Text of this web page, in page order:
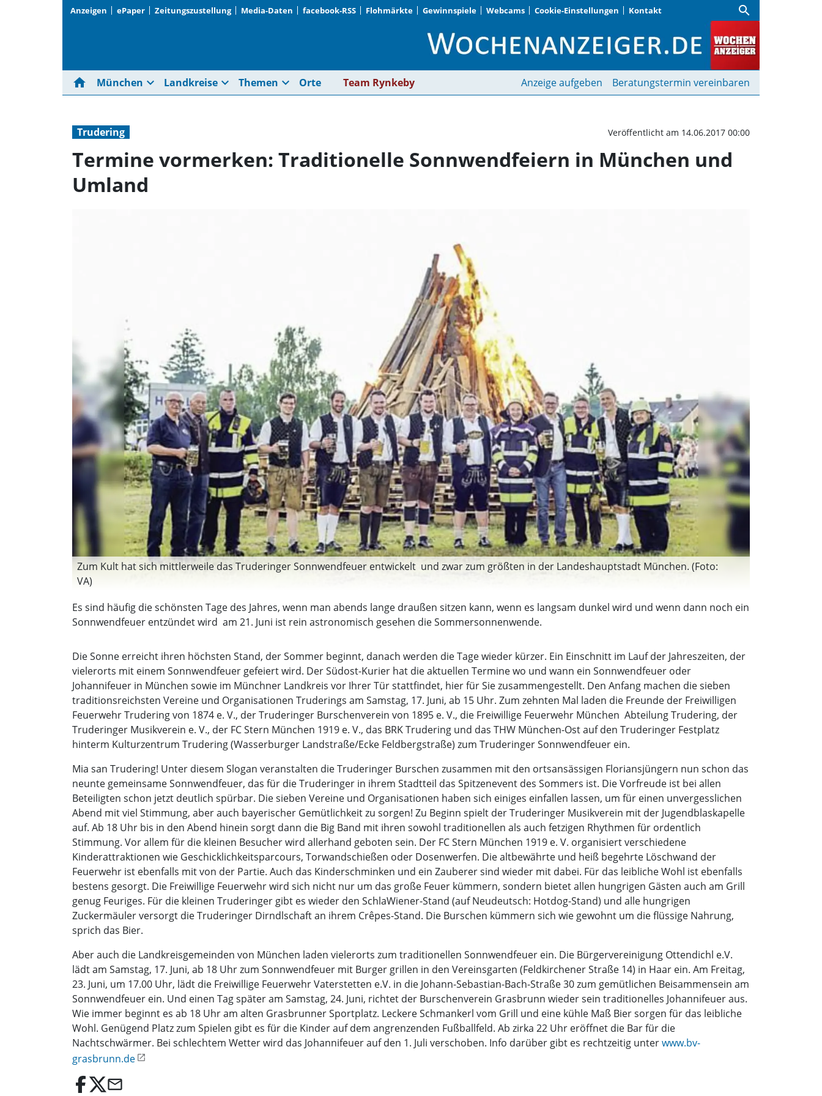
Anzeigen ePaper Zeitungszustellung Media-Daten facebook-RSS Flohmärkte Gewinnspiele Webcams Cookie-Einstellungen Kontakt search
Termine vormerken: Traditionelle
home München expand_more Landkreise expand_more Themen expand_more Orte Team Rynkeby Anzeige aufgeben Beratungstermin vereinbaren
Trudering Veröffentlicht am 14.06.2017 00:00
Termine vormerken: Traditionelle Sonnwendfeiern in München und
Umland
Zum Kult hat sich mittlerweile das Truderinger Sonnwendfeuer entwickelt  und zwar zum größten in der Landeshauptstadt München. (Foto:
VA)
Es sind häufig die schönsten Tage des Jahres, wenn man abends lange draußen sitzen kann, wenn es langsam dunkel wird und wenn dann noch ein
Sonnwendfeuer entzündet wird  am 21. Juni ist rein astronomisch gesehen die Sommersonnenwende.
Die Sonne erreicht ihren höchsten Stand, der Sommer beginnt, danach werden die Tage wieder kürzer. Ein Einschnitt im Lauf der Jahreszeiten, der
vielerorts mit einem Sonnwendfeuer gefeiert wird. Der Südost-Kurier hat die aktuellen Termine wo und wann ein Sonnwendfeuer oder
Johannifeuer in München sowie im Münchner Landkreis vor Ihrer Tür stattfindet, hier für Sie zusammengestellt. Den Anfang machen die sieben
traditionsreichsten Vereine und Organisationen Truderings am Samstag, 17. Juni, ab 15 Uhr. Zum zehnten Mal laden die Freunde der Freiwilligen
Feuerwehr Trudering von 1874 e. V., der Truderinger Burschenverein von 1895 e. V., die Freiwillige Feuerwehr München  Abteilung Trudering, der
Truderinger Musikverein e. V., der FC Stern München 1919 e. V., das BRK Trudering und das THW München-Ost auf den Truderinger Festplatz
hinterm Kulturzentrum Trudering (Wasserburger Landstraße/Ecke Feldbergstraße) zum Truderinger Sonnwendfeuer ein.
Mia san Trudering! Unter diesem Slogan veranstalten die Truderinger Burschen zusammen mit den ortsansässigen Floriansjüngern nun schon das
neunte gemeinsame Sonnwendfeuer, das für die Truderinger in ihrem Stadtteil das Spitzenevent des Sommers ist. Die Vorfreude ist bei allen
Beteiligten schon jetzt deutlich spürbar. Die sieben Vereine und Organisationen haben sich einiges einfallen lassen, um für einen unvergesslichen
Abend mit viel Stimmung, aber auch bayerischer Gemütlichkeit zu sorgen! Zu Beginn spielt der Truderinger Musikverein mit der Jugendblaskapelle
auf. Ab 18 Uhr bis in den Abend hinein sorgt dann die Big Band mit ihren sowohl traditionellen als auch fetzigen Rhythmen für ordentlich
Stimmung. Vor allem für die kleinen Besucher wird allerhand geboten sein. Der FC Stern München 1919 e. V. organisiert verschiedene
Kinderattraktionen wie Geschicklichkeitsparcours, Torwandschießen oder Dosenwerfen. Die altbewährte und heiß begehrte Löschwand der
Feuerwehr ist ebenfalls mit von der Partie. Auch das Kinderschminken und ein Zauberer sind wieder mit dabei. Für das leibliche Wohl ist ebenfalls
bestens gesorgt. Die Freiwillige Feuerwehr wird sich nicht nur um das große Feuer kümmern, sondern bietet allen hungrigen Gästen auch am Grill
genug Feuriges. Für die kleinen Truderinger gibt es wieder den SchlaWiener-Stand (auf Neudeutsch: Hotdog-Stand) und alle hungrigen
Zuckermäuler versorgt die Truderinger Dirndlschaft an ihrem Crêpes-Stand. Die Burschen kümmern sich wie gewohnt um die flüssige Nahrung,
sprich das Bier.
Aber auch die Landkreisgemeinden von München laden vielerorts zum traditionellen Sonnwendfeuer ein. Die Bürgervereinigung Ottendichl e.V.
lädt am Samstag, 17. Juni, ab 18 Uhr zum Sonnwendfeuer mit Burger grillen in den Vereinsgarten (Feldkirchener Straße 14) in Haar ein. Am Freitag,
23. Juni, um 17.00 Uhr, lädt die Freiwillige Feuerwehr Vaterstetten e.V. in die Johann-Sebastian-Bach-Straße 30 zum gemütlichen Beisammensein am
Sonnwendfeuer ein. Und einen Tag später am Samstag, 24. Juni, richtet der Burschenverein Grasbrunn wieder sein traditionelles Johannifeuer aus.
Wie immer beginnt es ab 18 Uhr am alten Grasbrunner Sportplatz. Leckere Schmankerl vom Grill und eine kühle Maß Bier sorgen für das leibliche
Wohl. Genügend Platz zum Spielen gibt es für die Kinder auf dem angrenzenden Fußballfeld. Ab zirka 22 Uhr eröffnet die Bar für die
Nachtschwärmer. Bei schlechtem Wetter wird das Johannifeuer auf den 1. Juli verschoben. Info darüber gibt es rechtzeitig unterwww.bv-
grasbrunn.de
email